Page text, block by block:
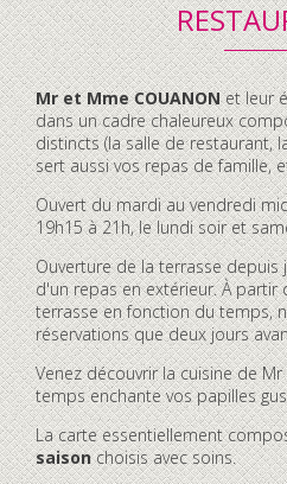
Contenu
accordéon
Mr et Mme COUANONet leur
dans un cadre chaleureux
distincts (la salle de restaurant,
sert aussi vos repas de famille,
Ouvert du mardi au vendredi
19h15 à 21h, le lundi soir et
Ouverture de la terrasse depuis
d'un repas en extérieur. À
terrasse en fonction du temps,
réservations que deux jours
Venez découvrir la cuisine de
temps enchante vos papilles
La carte essentiellement
saisonchoisis avec soins.